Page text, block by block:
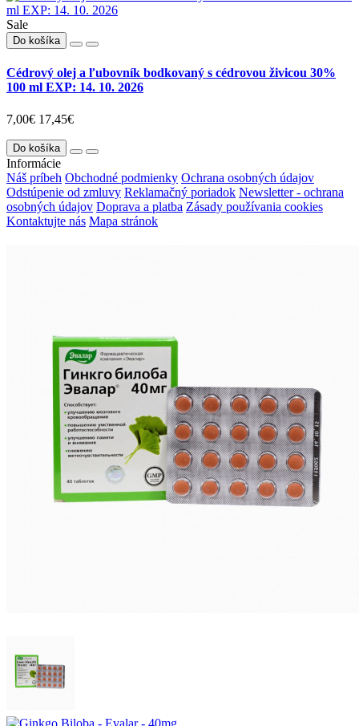
Sale
Do košíka
Cédrový olej a ľubovník bodkovaný s cédrovou živicou 30%
100 ml EXP: 14. 10. 2026
7,00€ 17,45€
Do košíka
Informácie
Náš príbeh Obchodné podmienky Ochrana osobných údajov
Odstúpenie od zmluvy Reklamačný poriadok Newsletter - ochrana
osobných údajov Doprava a platba Zásady používania cookies
Kontaktujte nás Mapa stránok